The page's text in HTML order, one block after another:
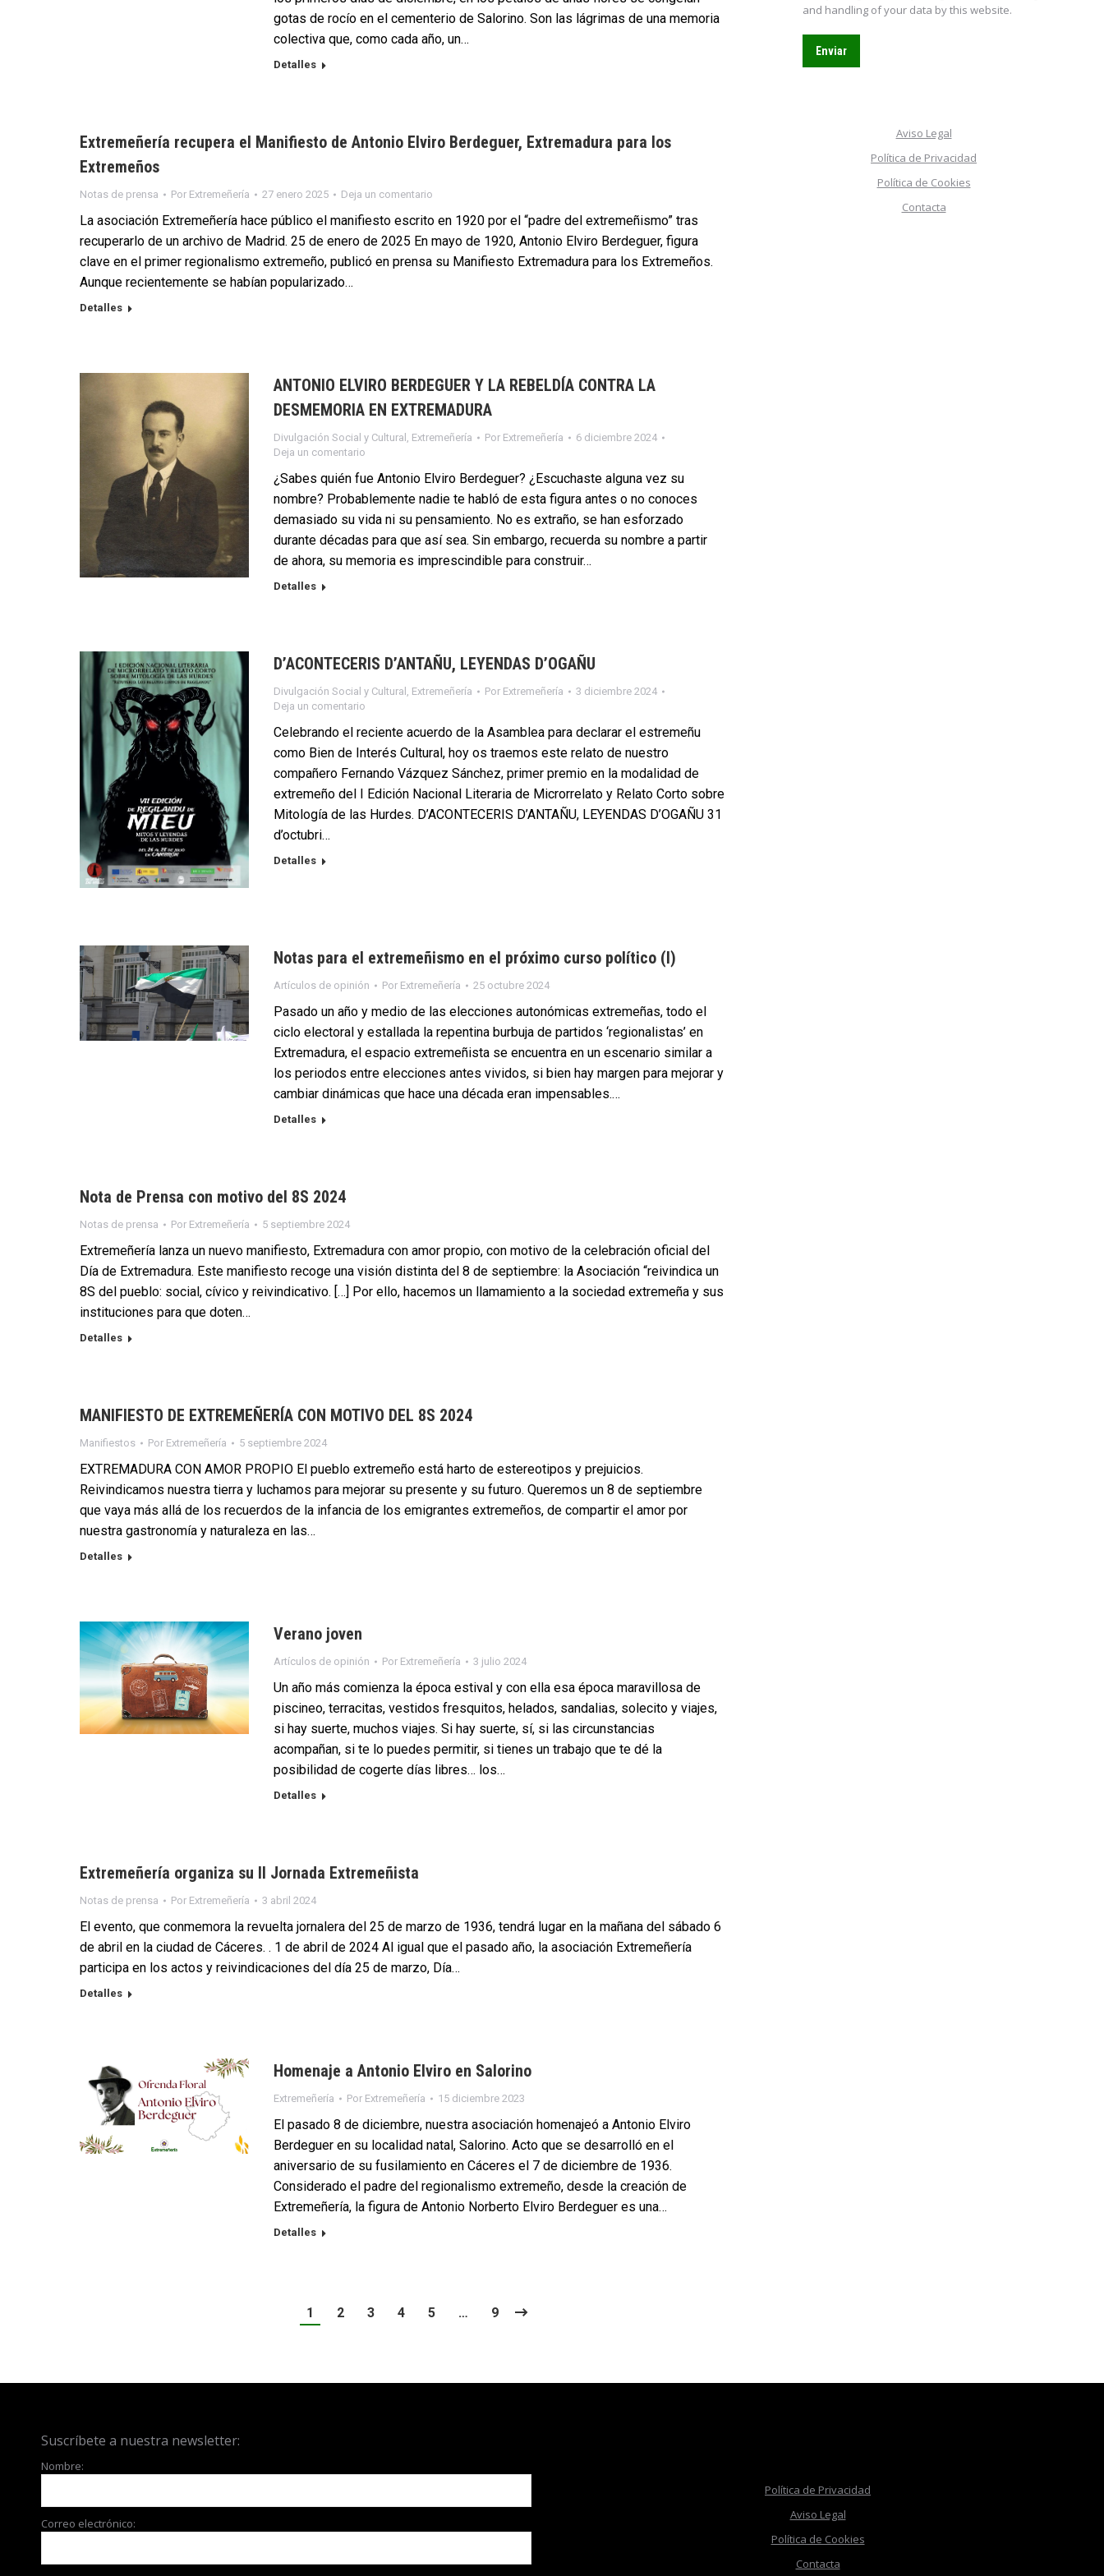
gotas de rocío en el cementerio de Salorino. Son las lágrimas de una memoria
colectiva que, como cada año, un…
Detalles
Extremeñería recupera el Manifiesto de Antonio Elviro Berdeguer, Extremadura para los
Extremeños
Notas de prensa Por Extremeñería 27 enero 2025 Deja un comentario
La asociación Extremeñería hace público el manifiesto escrito en 1920 por el “padre del extremeñismo” tras
recuperarlo de un archivo de Madrid. 25 de enero de 2025 En mayo de 1920, Antonio Elviro Berdeguer, figura
clave en el primer regionalismo extremeño, publicó en prensa su Manifiesto Extremadura para los Extremeños.
Aunque recientemente se habían popularizado…
Detalles
ANTONIO ELVIRO BERDEGUER Y LA REBELDÍA CONTRA LA
DESMEMORIA EN EXTREMADURA
Divulgación Social y Cultural , Extremeñería Por Extremeñería
6 diciembre 2024
Deja un comentario
¿Sabes quién fue Antonio Elviro Berdeguer? ¿Escuchaste alguna vez su
nombre? Probablemente nadie te habló de esta figura antes o no conoces
demasiado su vida ni su pensamiento. No es extraño, se han esforzado
durante décadas para que así sea. Sin embargo, recuerda su nombre a partir
de ahora, su memoria es imprescindible para construir…
Detalles
D’ACONTECERIS D’ANTAÑU, LEYENDAS D’OGAÑU
Divulgación Social y Cultural , Extremeñería Por Extremeñería
3 diciembre 2024
Deja un comentario
Celebrando el reciente acuerdo de la Asamblea para declarar el estremeñu
como Bien de Interés Cultural, hoy os traemos este relato de nuestro
compañero Fernando Vázquez Sánchez, primer premio en la modalidad de
extremeño del I Edición Nacional Literaria de Microrrelato y Relato Corto sobre
Mitología de las Hurdes. D’ACONTECERIS D’ANTAÑU, LEYENDAS D’OGAÑU 31
d’octubri…
Detalles
Notas para el extremeñismo en el próximo curso político (I)
Artículos de opinión Por Extremeñería 25 octubre 2024
Pasado un año y medio de las elecciones autonómicas extremeñas, todo el
ciclo electoral y estallada la repentina burbuja de partidos ‘regionalistas’ en
Extremadura, el espacio extremeñista se encuentra en un escenario similar a
los periodos entre elecciones antes vividos, si bien hay margen para mejorar y
cambiar dinámicas que hace una década eran impensables.…
Detalles
Nota de Prensa con motivo del 8S 2024
Notas de prensa Por Extremeñería 5 septiembre 2024
Extremeñería lanza un nuevo manifiesto, Extremadura con amor propio, con motivo de la celebración oficial del
Día de Extremadura. Este manifiesto recoge una visión distinta del 8 de septiembre: la Asociación “reivindica un
8S del pueblo: social, cívico y reivindicativo. […] Por ello, hacemos un llamamiento a la sociedad extremeña y sus
instituciones para que doten…
Detalles
MANIFIESTO DE EXTREMEÑERÍA CON MOTIVO DEL 8S 2024
Manifiestos Por Extremeñería 5 septiembre 2024
EXTREMADURA CON AMOR PROPIO El pueblo extremeño está harto de estereotipos y prejuicios.
Reivindicamos nuestra tierra y luchamos para mejorar su presente y su futuro. Queremos un 8 de septiembre
que vaya más allá de los recuerdos de la infancia de los emigrantes extremeños, de compartir el amor por
nuestra gastronomía y naturaleza en las…
Detalles
Verano joven
Artículos de opinión Por Extremeñería 3 julio 2024
Un año más comienza la época estival y con ella esa época maravillosa de
piscineo, terracitas, vestidos fresquitos, helados, sandalias, solecito y viajes,
si hay suerte, muchos viajes. Si hay suerte, sí, si las circunstancias
acompañan, si te lo puedes permitir, si tienes un trabajo que te dé la
posibilidad de cogerte días libres… los…
Detalles
Extremeñería organiza su II Jornada Extremeñista
Notas de prensa Por Extremeñería 3 abril 2024
El evento, que conmemora la revuelta jornalera del 25 de marzo de 1936, tendrá lugar en la mañana del sábado 6
de abril en la ciudad de Cáceres. . 1 de abril de 2024 Al igual que el pasado año, la asociación Extremeñería
participa en los actos y reivindicaciones del día 25 de marzo, Día…
Detalles
Homenaje a Antonio Elviro en Salorino
Extremeñería Por Extremeñería 15 diciembre 2023
El pasado 8 de diciembre, nuestra asociación homenajeó a Antonio Elviro
Berdeguer en su localidad natal, Salorino. Acto que se desarrolló en el
aniversario de su fusilamiento en Cáceres el 7 de diciembre de 1936.
Considerado el padre del regionalismo extremeño, desde la creación de
Extremeñería, la figura de Antonio Norberto Elviro Berdeguer es una…
Detalles
1 2 3 4 5 … 9
and handling of your data by this website.
Enviar
Aviso Legal
Política de Privacidad
Política de Cookies
Contacta
Suscríbete a nuestra newsletter:
Nombre:
Correo electrónico:
Política de Privacidad
Aviso Legal
Política de Cookies
Contacta